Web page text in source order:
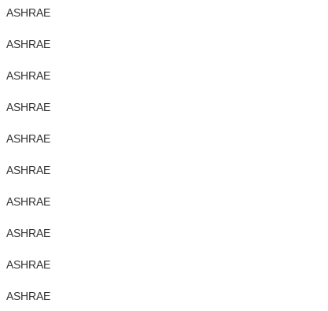
ASHRAE
ASHRAE
ASHRAE
ASHRAE
ASHRAE
ASHRAE
ASHRAE
ASHRAE
ASHRAE
ASHRAE